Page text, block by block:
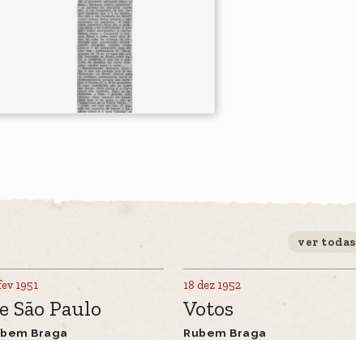
ver todas
1951
São Paulo
Braga
18 dez 1952
Votos
Rubem Braga